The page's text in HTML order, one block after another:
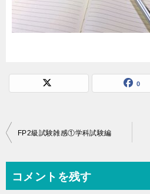
0
投
ビ
FP2級試験雑感①学科試験編
コメントを残す